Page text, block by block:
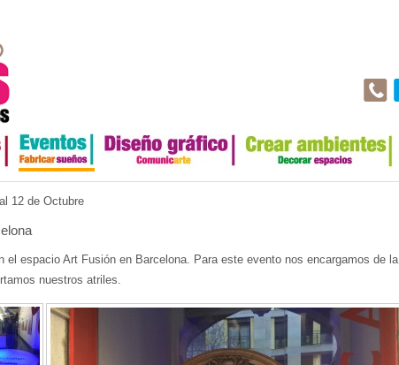
12 de Octubre
el espacio Art Fusión en Barcelona. Para este evento nos encargamos de la
nuestros atriles.